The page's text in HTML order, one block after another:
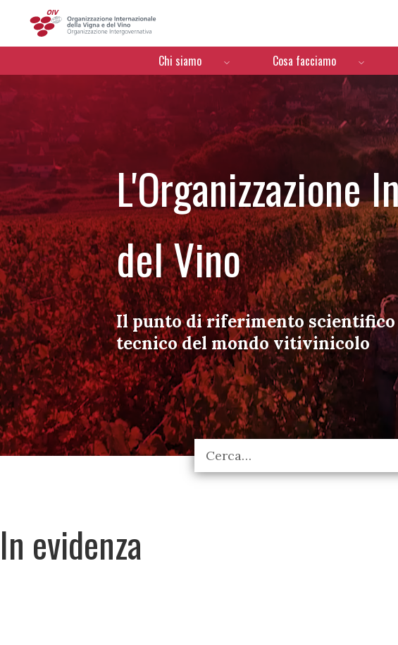
Menú de navegación
Chi siamo Cosa facciamo
L'Organizzazione
del Vino
Il punto di riferimento scientifico
tecnico del mondo vitivinicolo
In evidenza